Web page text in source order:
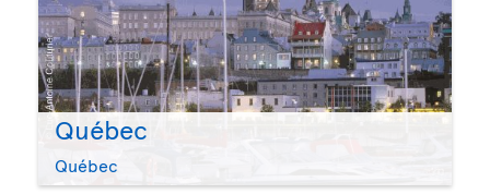
Québec
Québec